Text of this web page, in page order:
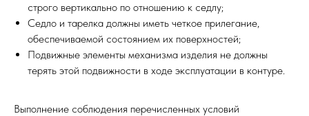
строго вертикально по отношению к седлу;
Седло и тарелка должны иметь четкое прилегание,
обеспечиваемой состоянием их поверхностей;
Подвижные элементы механизма изделия не должны
терять этой подвижности в ходе эксплуатации в контуре.
Выполнение соблюдения перечисленных условий